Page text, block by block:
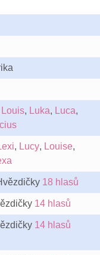
Louis, Luka, Luca,
, Lucy, Louise,
18 hlasů
14 hlasů
14 hlasů